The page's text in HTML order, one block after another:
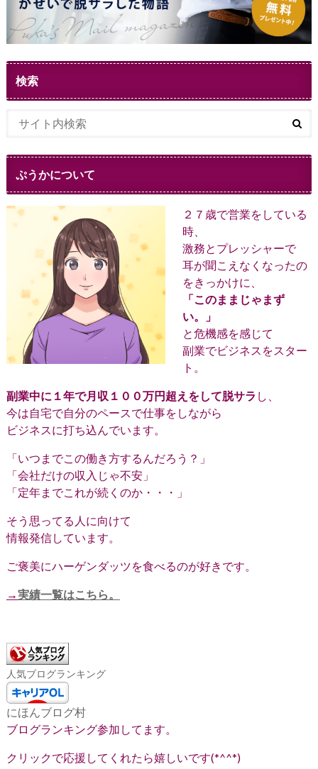
検索
ぷうかについて
２７歳で営業をしている
時、
激務とプレッシャーで
耳が聞こえなくなったの
をきっかけに、
「このままじゃまず
い。」
と危機感を感じて
副業でビジネスをスター
ト。
副業中に１年で月収１００万円超えをして脱サラ し、
今は自宅で自分のペースで仕事をしながら
ビジネスに打ち込んでいます。
「いつまでこの働き方するんだろう？」
「会社だけの収入じゃ不安」
「定年までこれが続くのか・・・」
そう思ってる人に向けて
情報発信しています。
ご褒美にハーゲンダッツを食べるのが好きです。
→実績一覧はこちら。
人気ブログランキング
にほんブログ村
ブログランキング参加してます。
クリックで応援してくれたら嬉しいです(*^^*)